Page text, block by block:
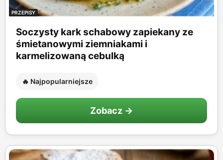
PRZEPISY
Soczysty kark schabowy zapiekany ze
śmietanowymi ziemniakami i
karmelizowaną cebulką
🔥 Najpopularniejsze
Zobacz →